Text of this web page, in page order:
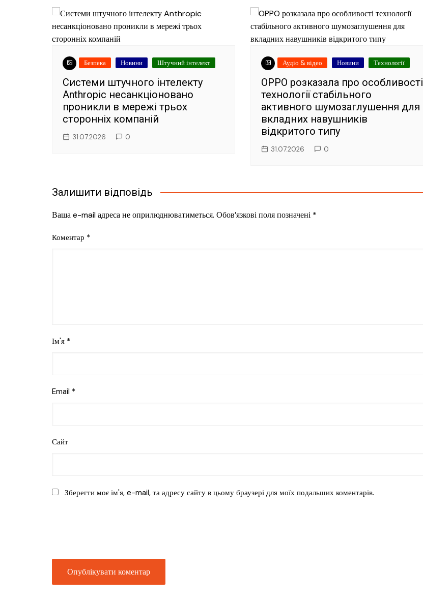
Безпека Новини Штучний інтелект
Системи штучного інтелекту
Anthropic несанкціоновано
проникли в мережі трьох
сторонніх компаній
31.07.2026 0
Аудіо & відео Новини Технології
OPPO розказала про особливості
технології стабільного
активного шумозаглушення для
вкладних навушників
відкритого типу
31.07.2026 0
Залишити відповідь
Ваша e-mail адреса не оприлюднюватиметься. Обов’язкові поля позначені *
Коментар *
Ім'я *
Email *
Сайт
Зберегти моє ім'я, e-mail, та адресу сайту в цьому браузері для моїх подальших коментарів.